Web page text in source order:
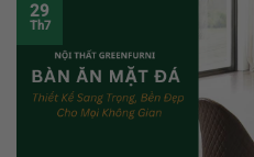
29
Th7